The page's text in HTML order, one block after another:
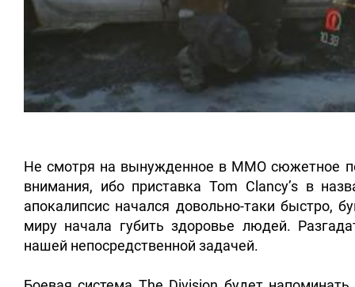
Не смотря на вынужденное в MMO сюжетное
внимания, ибо приставка Tom Clancy’s в
апокалипсис начался довольно-таки быстро,
миру начала губить здоровье людей.
нашей непосредственной задачей.